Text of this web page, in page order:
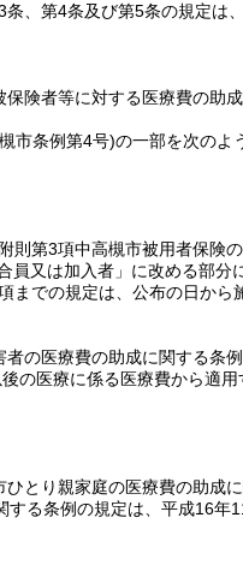
、第4条及び第5条の規定は
険者等に対する医療費の助
市条例第4号)の一部を次のよ
則第3項中高槻市被用者保険
員又は加入者」に改める部分
までの規定は、公布の日から
の医療費の助成に関する条
の医療に係る医療費から適用
とり親家庭の医療費の助成
する条例の規定は、平成16年